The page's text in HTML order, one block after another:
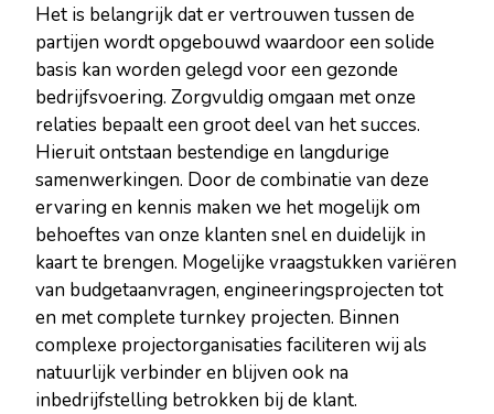
Het is belangrijk dat er vertrouwen tussen de
partijen wordt opgebouwd waardoor een solide
basis kan worden gelegd voor een gezonde
bedrijfsvoering. Zorgvuldig omgaan met onze
relaties bepaalt een groot deel van het succes.
Hieruit ontstaan bestendige en langdurige
samenwerkingen. Door de combinatie van deze
ervaring en kennis maken we het mogelijk om
behoeftes van onze klanten snel en duidelijk in
kaart te brengen. Mogelijke vraagstukken variëren
van budgetaanvragen, engineeringsprojecten tot
en met complete turnkey projecten. Binnen
complexe projectorganisaties faciliteren wij als
natuurlijk verbinder en blijven ook na
inbedrijfstelling betrokken bij de klant.